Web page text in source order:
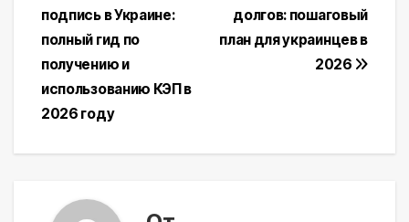
по
записям
долгов: пошаговый
план для украинцев в
2026
подпись в Украине:
полный гид по
получению и
использованию КЭП в
2026 году